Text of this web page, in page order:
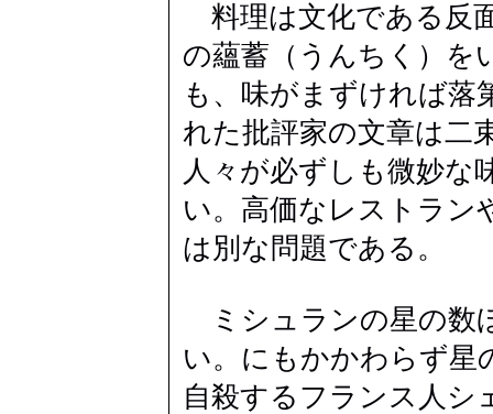
料理は文化である反
の蘊蓄（うんちく）を
も、味がまずければ落
れた批評家の文章は二
人々が必ずしも微妙な
い。高価なレストラン
は別な問題である。
ミシュランの星の数
い。にもかかわらず星
自殺するフランス人シ